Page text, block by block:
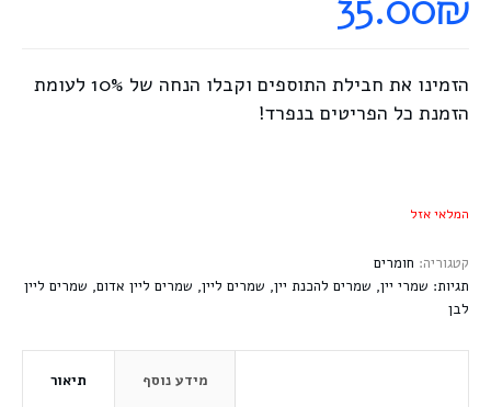
הזמינו את חבילת התוספים
וקבלו הנחה של 10% לעומת
הזמנת כל הפריטים בנפרד!
המלאי אזל
קטגוריה: חומרים
תגיות: שמרי יין, שמרים להכנת יין, שמרים ליין, שמרים ליין אדום, שמרים ליין
לבן
תיאור מידע נוסף